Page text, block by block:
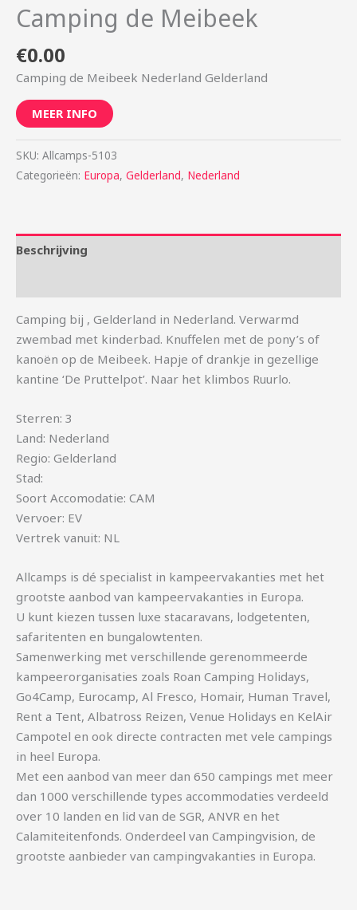
Camping de Meibeek
€0.00
Camping de Meibeek Nederland Gelderland
MEER INFO
SKU: Allcamps-5103
Categorieën: Europa, Gelderland, Nederland
Beschrijving
Camping bij , Gelderland in Nederland. Verwarmd
zwembad met kinderbad. Knuffelen met de pony’s of
kanoën op de Meibeek. Hapje of drankje in gezellige
kantine ‘De Pruttelpot’. Naar het klimbos Ruurlo.
Sterren: 3
Land: Nederland
Regio: Gelderland
Stad:
Soort Accomodatie: CAM
Vervoer: EV
Vertrek vanuit: NL
Allcamps is dé specialist in kampeervakanties met het
grootste aanbod van kampeervakanties in Europa.
U kunt kiezen tussen luxe stacaravans, lodgetenten,
safaritenten en bungalowtenten.
Samenwerking met verschillende gerenommeerde
kampeerorganisaties zoals Roan Camping Holidays,
Go4Camp, Eurocamp, Al Fresco, Homair, Human Travel,
Rent a Tent, Albatross Reizen, Venue Holidays en KelAir
Campotel en ook directe contracten met vele campings
in heel Europa.
Met een aanbod van meer dan 650 campings met meer
dan 1000 verschillende types accommodaties verdeeld
over 10 landen en lid van de SGR, ANVR en het
Calamiteitenfonds. Onderdeel van Campingvision, de
grootste aanbieder van campingvakanties in Europa.